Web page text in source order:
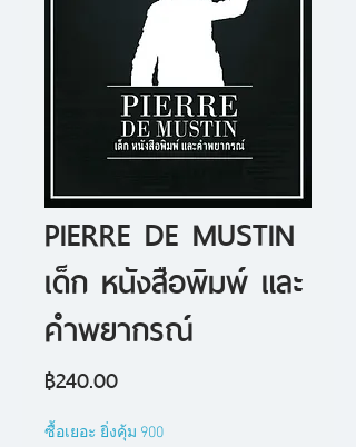
PIERRE DE MUSTIN
เด็ก หนังสือพิมพ์ และ
คำพยากรณ์
฿240.00ราคา
ซื้อเยอะ ยิ่งคุ้ม 900